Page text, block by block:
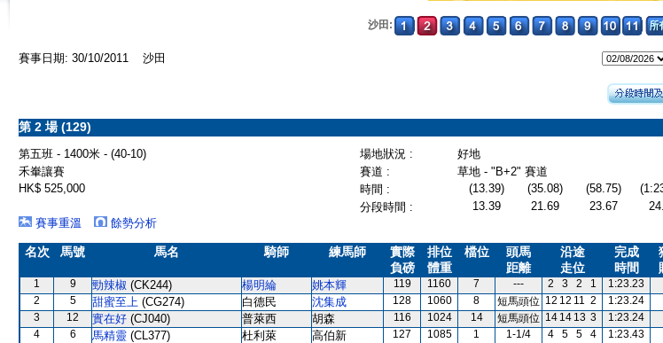
沙田:
賽事日期: 30/10/2011 沙田
第 2 場 (129)
第五班 - 1400米 - (40-10) 場地狀況 :
好地
禾輋讓賽
賽道 :
草地 - "B+2" 賽道
HK$ 525,000
時間 : (13.39) (35.08) (58.75)
分段時間 :
13.39 21.69 23.67
賽事重溫
餘勢分析
名次 馬號 馬名 騎師 練馬師
實際
負磅
排位
體重
檔位
頭馬
距離
沿途
走位
完成
時間
1 9 勁辣椒 (CK244) 楊明綸 姚本輝 119 1160 7 --- 2 3 2 1 1:23.23
2
5 甜蜜至上 (CG274) 白德民 沈集成 128 1060 8 短馬頭位 12 12 11 2 1:23.24
3
12 實在好 (CJ040) 普萊西 胡森 116 1024 14 短馬頭位 14 14 13 3 1:23.24
4
6 馬精靈 (CL377) 杜利萊 高伯新 127 1085 1 1-1/4 4 5 5 4 1:23.43